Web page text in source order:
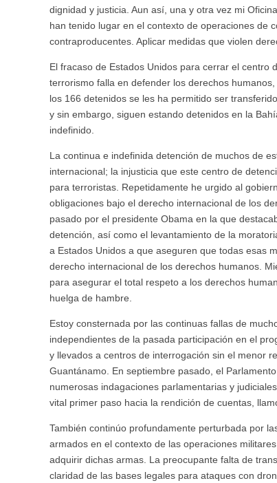
dignidad y justicia. Aun así, una y otra vez mi
han tenido lugar en el contexto de operaciones de
contraproducentes. Aplicar medidas que violen
El fracaso de Estados Unidos para cerrar el
terrorismo falla en defender los derechos
los 166 detenidos se les ha permitido ser
y sin embargo, siguen estando detenidos en la
indefinido.
La continua e indefinida detención de muchos de
internacional; la injusticia que este centro de
para terroristas. Repetidamente he urgido al
obligaciones bajo el derecho internacional de los
pasado por el presidente Obama en la que
detención, así como el levantamiento de la
a Estados Unidos a que aseguren que todas esas
derecho internacional de los derechos humanos.
para asegurar el total respeto a los derechos
huelga de hambre.
Estoy consternada por las continuas fallas de
independientes de la pasada participación en el
y llevados a centros de interrogación sin el menor
Guantánamo. En septiembre pasado, el
numerosas indagaciones parlamentarias y
vital primer paso hacia la rendición de cuentas,
También continúo profundamente perturbada por
armados en el contexto de las operaciones
adquirir dichas armas. La preocupante falta de
claridad de las bases legales para ataques con